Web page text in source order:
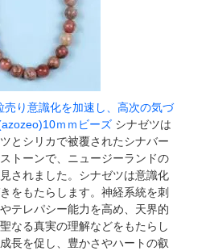
売り意識化を加速し、高次の気づ
ｍｍビーズシナゼツは
とシリカで被覆されたシナバー
トーンで、ニュージーランドの
されました。シナゼツは意識化
をもたらします。神経系統を刺
テレパシー能力を高め、天界的
なる真実の理解などをもたらし
長を促し、豊かさやハートの叡